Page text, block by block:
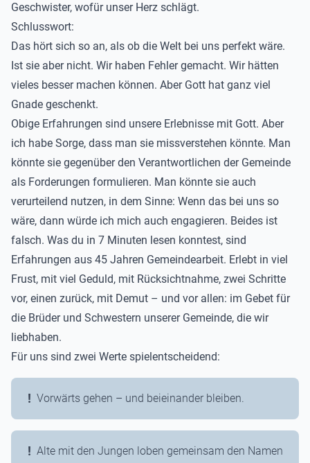
Geschwister, wofür unser Herz schlägt.
Schlusswort:
Das hört sich so an, als ob die Welt bei uns perfekt wäre.
Ist sie aber nicht. Wir haben Fehler gemacht. Wir hätten
vieles besser machen können. Aber Gott hat ganz viel
Gnade geschenkt.
Obige Erfahrungen sind unsere Erlebnisse mit Gott. Aber
ich habe Sorge, dass man sie missverstehen könnte. Man
könnte sie gegenüber den Verantwortlichen der Gemeinde
als Forderungen formulieren. Man könnte sie auch
verurteilend nutzen, in dem Sinne: Wenn das bei uns so
wäre, dann würde ich mich auch engagieren. Beides ist
falsch. Was du in 7 Minuten lesen konntest, sind
Erfahrungen aus 45 Jahren Gemeindearbeit. Erlebt in viel
Frust, mit viel Geduld, mit Rücksichtnahme, zwei Schritte
vor, einen zurück, mit Demut – und vor allen: im Gebet für
die Brüder und Schwestern unserer Gemeinde, die wir
liebhaben.
Für uns sind zwei Werte spielentscheidend:
Vorwärts gehen – und beieinander bleiben.
Alte mit den Jungen loben gemeinsam den Namen